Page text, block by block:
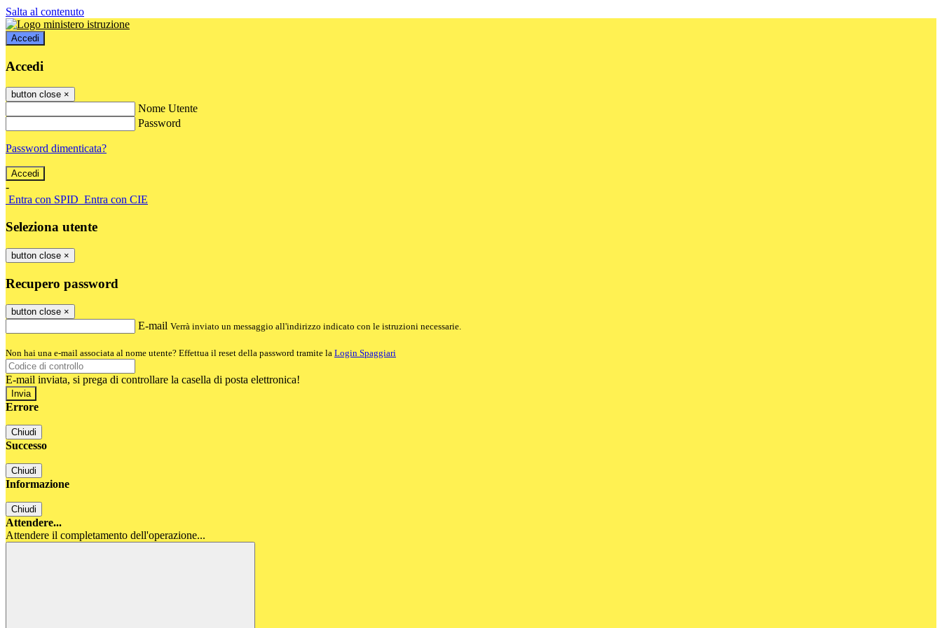
Salta al contenuto
Accedi
Accedi
button close ×
Nome Utente
Password
Password dimenticata?
-
Entra con SPID Entra con CIE
Seleziona utente
button close ×
Recupero password
button close ×
E-mail Verrà inviato un messaggio all'indirizzo indicato con le istruzioni necessarie.
Non hai una e-mail associata al nome utente? Effettua il reset della password tramite la Login Spaggiari
E-mail inviata, si prega di controllare la casella di posta elettronica!
Errore
Chiudi
Successo
Chiudi
Informazione
Chiudi
Attendere...
Attendere il completamento dell'operazione...